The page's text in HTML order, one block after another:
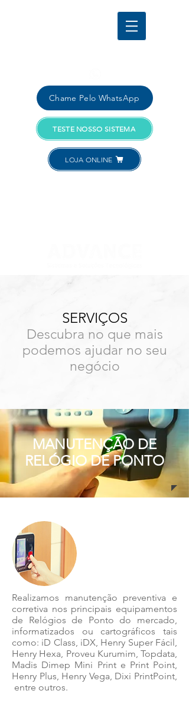
Chame Pelo WhatsApp
TESTE NOSSO SISTEMA
LOJA ONLINE
SERVIÇOS
Descubra no que mais
podemos ajudar no seu
negócio
MANUTENÇÃO DE
RELÓGIO DE PONTO
Realizamos manutenção preventiva e
corretiva nos principais equipamentos
de Relógios de Ponto do mercado,
informatizados ou cartográficos tais
como: iD Class, iDX, Henry Super Fácil,
Henry Hexa, Proveu Kurumim, Topdata,
Madis Dimep Mini Print e Print Point,
Henry Plus, Henry Vega, Dixi PrintPoint,
entre outros.